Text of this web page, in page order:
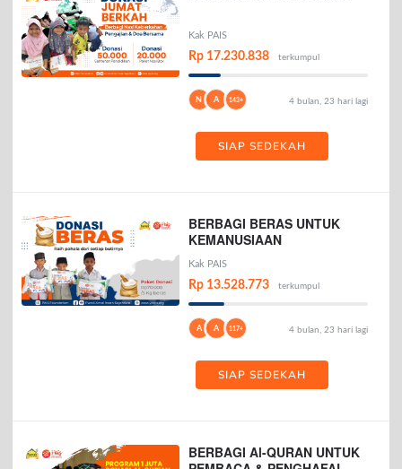
Kak PAIS
Rp 17.230.838 terkumpul
N A 143+ 4 bulan, 23 hari lagi
SIAP SEDEKAH
BERBAGI BERAS UNTUK
KEMANUSIAAN
Kak PAIS
Rp 13.528.773 terkumpul
A A 117+ 4 bulan, 23 hari lagi
SIAP SEDEKAH
BERBAGI Al-QURAN UNTUK